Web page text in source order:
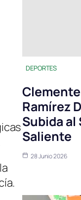
DEPORTES
Ramírez
Subida
Saliente
28 Junio 2026